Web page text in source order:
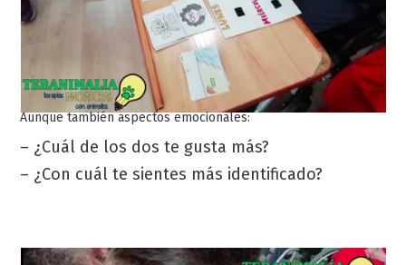
Aunque también aspectos emocionales:
– ¿Cuál de los dos te gusta más?
– ¿Con cuál te sientes más identificado?